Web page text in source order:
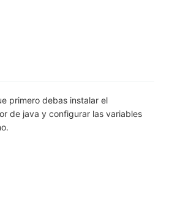
primero debas instalar el
de java y configurar las variables